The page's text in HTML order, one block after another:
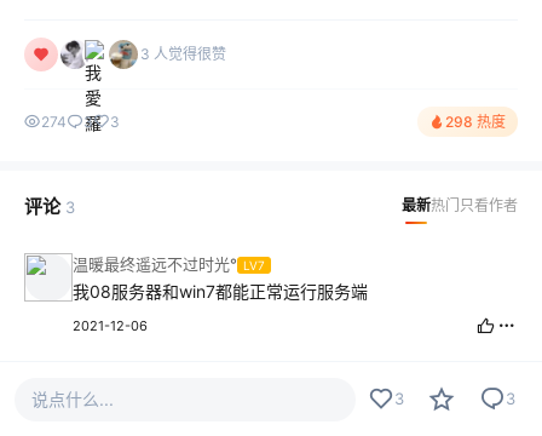
3 人觉得很赞
274 3 3 298 热度
评论 3 最新热门 只看作者
温暖最终遥远不过时光° LV7
我08服务器和win7都能正常运行服务端
2021-12-06
对系统没有要求
我测试懒得用服务器就用的自己电脑测
说点什么... 3 3